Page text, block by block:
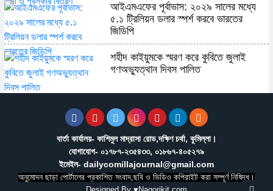
​আইএমএফের পূর্বাভাস: ২০২৯ সালের মধ্যে
৫.১ ট্রিলিয়ন ডলার স্পর্শ করবে ভারতের
জিডিপি
শহীদ কাইয়ুমকে স্মরণ করে কুবিতে জুলাই
গণঅভ্যুত্থান দিবস পালিত
সমকামিতা ও ছাত্রদলের বিরুদ্ধে অপপ্রচারের
প্রতিবাদে কুবিতে মৌন মিছিল
অন্যের অধিকার নিয়ে সোচ্চার, নিজের ঘরে নীরব
পাকিস্তান
বার্তা কার্যালয়- কাশিমুল মাদ্রাসা রোড,দক্ষিণ চর্থা, কুমিল্লা।
যোগাযোগ- ০১৭৮৭-২৩৫৪৩৩, ০১৮৬৭-৪০৫২৭৯
ইমেইল- dailycomillajournal@gmail.com
অনুমোদন ছাড়া পোর্টালের প্রকাশিত সংবাদ,ছবি ও ভিডিও কপিরাইট করা সম্পূর্ণ নিষিদ্ধ।